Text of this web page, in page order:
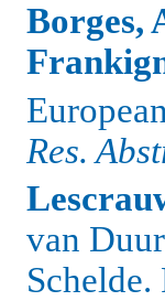
Borges,
Res.
van